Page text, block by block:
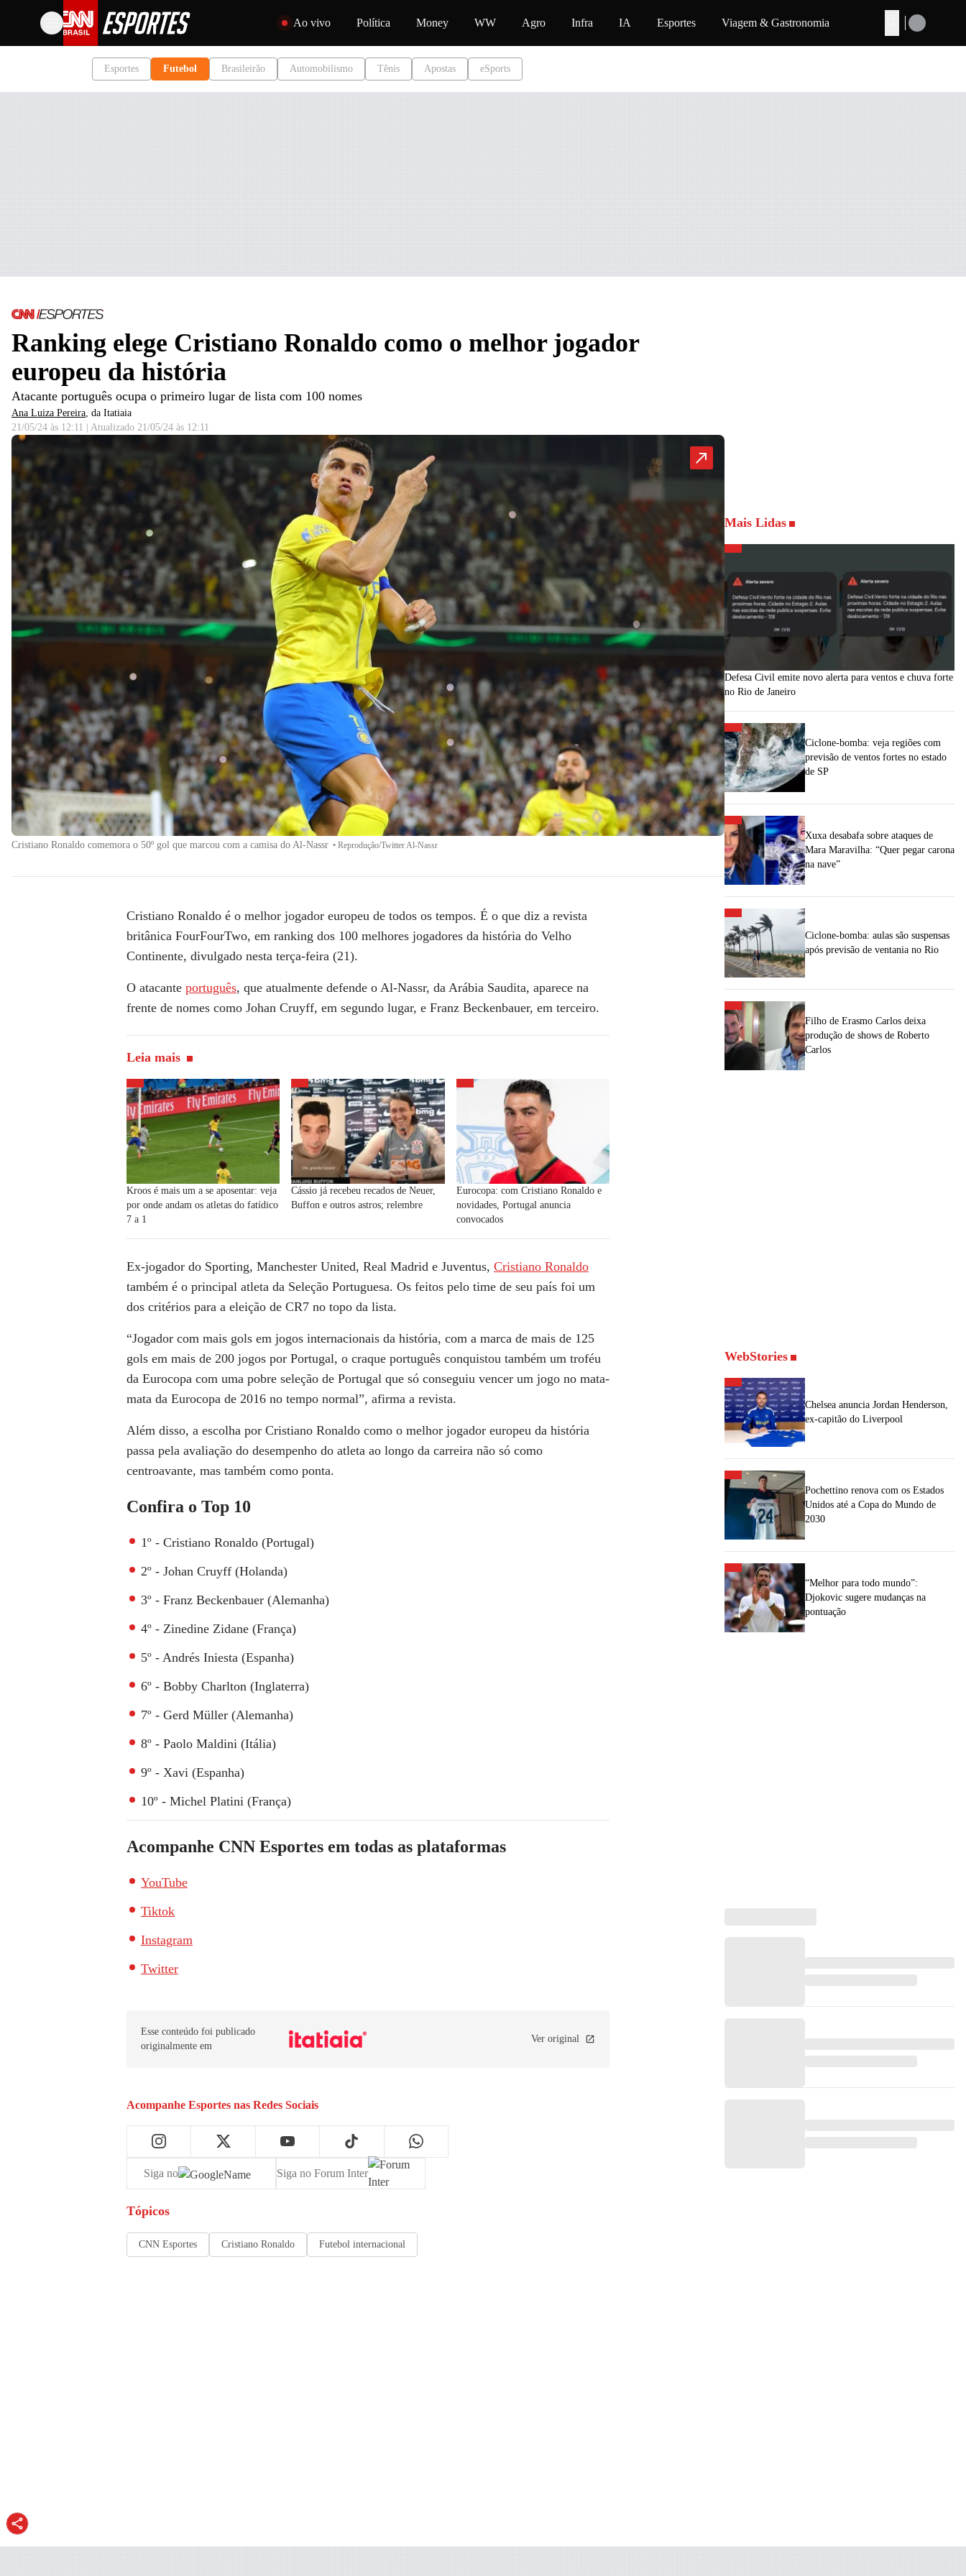
Buscar
Pular para o conteúdo
Ao vivo Política Money WW Agro Infra IA Esportes Viagem & Gastronomia
Esportes Futebol Brasileirão Automobilismo Tênis Apostas eSports
Ranking elege Cristiano Ronaldo como o melhor jogador
europeu da história
Atacante português ocupa o primeiro lugar de lista com 100 nomes
Ana Luiza Pereira, da Itatiaia
21/05/24 às 12:11
Atualizado 21/05/24 às 12:11
Cristiano Ronaldo comemora o 50º gol que marcou com a camisa do Al-Nassr • Reprodução/Twitter Al-Nassr
Cristiano Ronaldo é o melhor jogador europeu de todos os tempos. É o que diz a revista
britânica FourFourTwo, em ranking dos 100 melhores jogadores da história do Velho
Continente, divulgado nesta terça-feira (21).
O atacante português, que atualmente defende o Al-Nassr, da Arábia Saudita, aparece na
frente de nomes como Johan Cruyff, em segundo lugar, e Franz Beckenbauer, em terceiro.
Leia mais
Kroos é mais um a se aposentar: veja
por onde andam os atletas do fatídico
7 a 1
Cássio já recebeu recados de Neuer,
Buffon e outros astros; relembre
Eurocopa: com Cristiano Ronaldo e
novidades, Portugal anuncia
convocados
Ex-jogador do Sporting, Manchester United, Real Madrid e Juventus, Cristiano Ronaldo
também é o principal atleta da Seleção Portuguesa. Os feitos pelo time de seu país foi um
dos critérios para a eleição de CR7 no topo da lista.
“Jogador com mais gols em jogos internacionais da história, com a marca de mais de 125
gols em mais de 200 jogos por Portugal, o craque português conquistou também um troféu
da Eurocopa com uma pobre seleção de Portugal que só conseguiu vencer um jogo no mata-
mata da Eurocopa de 2016 no tempo normal”, afirma a revista.
Além disso, a escolha por Cristiano Ronaldo como o melhor jogador europeu da história
passa pela avaliação do desempenho do atleta ao longo da carreira não só como
centroavante, mas também como ponta.
Confira o Top 10
1º - Cristiano Ronaldo (Portugal)
2º - Johan Cruyff (Holanda)
3º - Franz Beckenbauer (Alemanha)
4º - Zinedine Zidane (França)
5º - Andrés Iniesta (Espanha)
6º - Bobby Charlton (Inglaterra)
7º - Gerd Müller (Alemanha)
8º - Paolo Maldini (Itália)
9º - Xavi (Espanha)
10º - Michel Platini (França)
Acompanhe CNN Esportes em todas as plataformas
YouTube
Tiktok
Instagram
Twitter
Esse conteúdo foi publicado
originalmente em
Ver original
Acompanhe Esportes nas Redes Sociais
Siga no Siga no Forum Inter
Tópicos
CNN Esportes Cristiano Ronaldo Futebol internacional
Mais Lidas
Defesa Civil emite novo alerta para ventos e chuva forte
no Rio de Janeiro
Ciclone-bomba: veja regiões com
previsão de ventos fortes no estado
de SP
Xuxa desabafa sobre ataques de
Mara Maravilha: “Quer pegar carona
na nave”
Ciclone-bomba: aulas são suspensas
após previsão de ventania no Rio
Filho de Erasmo Carlos deixa
produção de shows de Roberto
Carlos
WebStories
Chelsea anuncia Jordan Henderson,
ex-capitão do Liverpool
Pochettino renova com os Estados
Unidos até a Copa do Mundo de
2030
“Melhor para todo mundo”:
Djokovic sugere mudanças na
pontuação